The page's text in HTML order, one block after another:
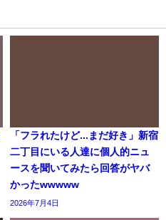
「フラれたけど...まだ好き」新宿
二丁目にいる人達に個人的ニュ
ースを聞いてみたら回答がヤバ
かったwwwww
2026年7月4日